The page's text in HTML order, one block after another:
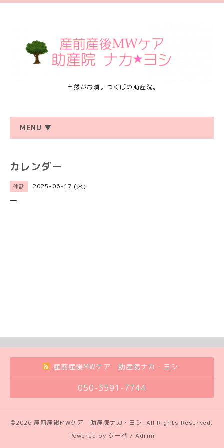
自然がお隣。つくばの助産院。
MENU ▼
カレンダー
休診 2025-06-17 (火)
―
産前産後MWケア 助産院ナカ・ヨシ
050-3591-7744
©2026 産前産後MWケア 助産院ナカ・ヨシ. All Rights Reserved.
Powered by グーペ / Admin